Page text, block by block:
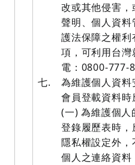
改或其他侵害
聲明、個人資
護法保障之權
項，可利用台
電：0800-777-
七.
為維護個人資
會員登載資料時
(一) 為維護個
登錄履歷表時，
隱私權設定外
個人之連絡資料